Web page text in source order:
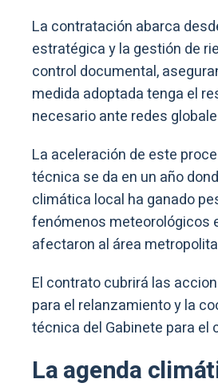
La contratación abarca
estratégica y la gestión de
control documental,
medida adoptada tenga el
necesario ante redes
La aceleración de este
técnica se da en un año
climática local ha ganado
fenómenos meteorológicos
afectaron al área
El contrato cubrirá las
para el relanzamiento y la
técnica del Gabinete para el
La agenda